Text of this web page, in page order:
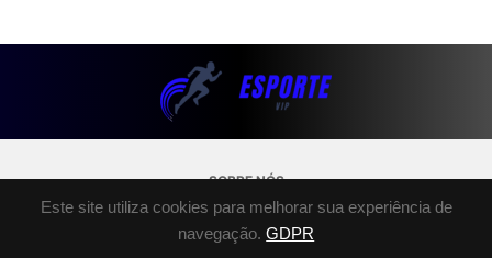
Este site utiliza cookies para melhorar sua experiência de
navegação. GDPR
SOBRE NÓS
POLÍTICA DE PRIVACIDADE
TERMOS E CONDIÇÕES